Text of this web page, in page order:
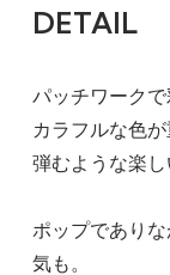
DETAIL
パッチワークで
カラフルな色
弾むような楽し
ポップであり
気も。